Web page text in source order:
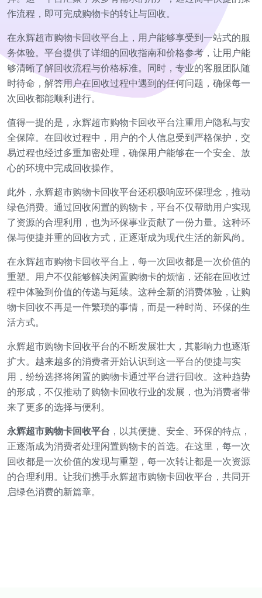
作流程，即可完成购物卡的转让与回收。
在永辉超市购物卡回收平台上，用户能够享受到一站式的服
务体验。平台提供了详细的回收指南和价格参考，让用户能
够清晰了解回收流程与价格标准。同时，专业的客服团队随
时待命，解答用户在回收过程中遇到的任何问题，确保每一
次回收都能顺利进行。
值得一提的是，永辉超市购物卡回收平台注重用户隐私与安
全保障。在回收过程中，用户的个人信息受到严格保护，交
易过程也经过多重加密处理，确保用户能够在一个安全、放
心的环境中完成回收操作。
此外，永辉超市购物卡回收平台还积极响应环保理念，推动
绿色消费。通过回收闲置的购物卡，平台不仅帮助用户实现
了资源的合理利用，也为环保事业贡献了一份力量。这种环
保与便捷并重的回收方式，正逐渐成为现代生活的新风尚。
在永辉超市购物卡回收平台上，每一次回收都是一次价值的
重塑。用户不仅能够解决闲置购物卡的烦恼，还能在回收过
程中体验到价值的传递与延续。这种全新的消费体验，让购
物卡回收不再是一件繁琐的事情，而是一种时尚、环保的生
活方式。
永辉超市购物卡回收平台的不断发展壮大，其影响力也逐渐
扩大。越来越多的消费者开始认识到这一平台的便捷与实
用，纷纷选择将闲置的购物卡通过平台进行回收。这种趋势
的形成，不仅推动了购物卡回收行业的发展，也为消费者带
来了更多的选择与便利。
永辉超市购物卡回收平台 ，以其便捷、安全、环保的特点，
正逐渐成为消费者处理闲置购物卡的首选。在这里，每一次
回收都是一次价值的发现与重塑，每一次转让都是一次资源
的合理利用。让我们携手永辉超市购物卡回收平台，共同开
启绿色消费的新篇章。